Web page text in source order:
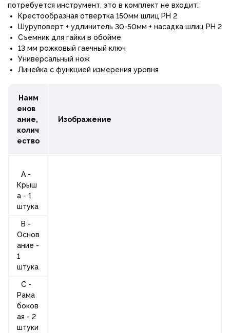
потребуется инструмент, это в комплект не входит:
Крестообразная отвертка 150мм шлиц РН 2
Шуруповерт + удлинитель 30-50мм + насадка шлиц РН 2
Съемник для гайки в обойме
13 мм рожковый гаечный ключ
Универсальный нож
Линейка с функцией измерения уровня
Наим
енов
ание,
колич
ество
Изображение
A -
Крыш
а - 1
штука
B -
Основ
ание -
1
штука
C -
Рама
боков
ая - 2
штуки